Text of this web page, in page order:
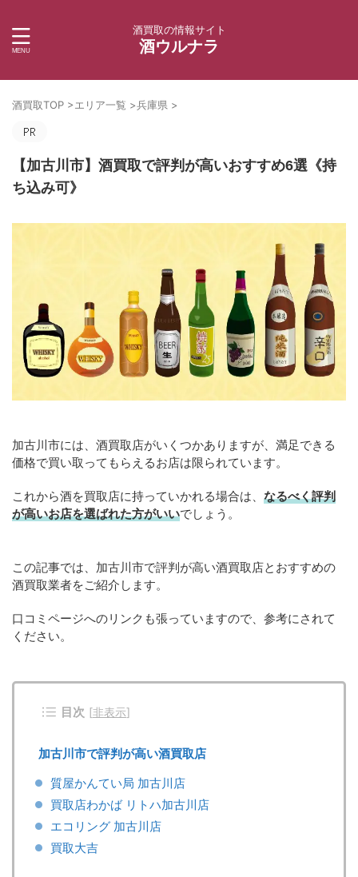
酒買取の情報サイト
酒ウルナラ
酒買取TOP >エリア一覧 >兵庫県 >
【加古川市】酒買取で評判が高いおすすめ6選《持
ち込み可》
加古川市には、酒買取店がいくつかありますが、満足できる
価格で買い取ってもらえるお店は限られています。
これから酒を買取店に持っていかれる場合は、 なるべく評判
が高いお店を選ばれた方がいいでしょう。
この記事では、加古川市で評判が高い酒買取店とおすすめの
酒買取業者をご紹介します。
口コミページへのリンクも張っていますので、参考にされて
ください。
目次 [非表示]
加古川市で評判が高い酒買取店
質屋かんてい局 加古川店
買取店わかば リトハ加古川店
エコリング 加古川店
買取大吉